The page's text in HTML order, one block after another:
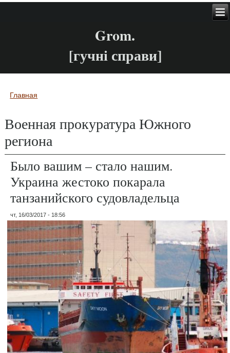
Grom.
[гучні справи]
Вы здесь
Главная
Военная прокуратура Южного
региона
Было вашим – стало нашим.
Украина жестоко покарала
танзанийского судовладельца
чт, 16/03/2017 - 18:56